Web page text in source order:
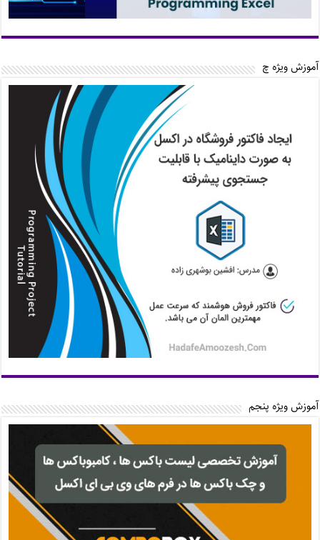
آموزش ویژه چ
آموزش ویژه پنجم